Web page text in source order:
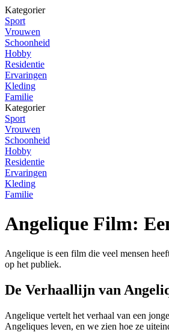
Kategorier
Sport
Vrouwen
Schoonheid
Hobby
Residentie
Ervaringen
Kleding
Familie
Kategorier
Sport
Vrouwen
Schoonheid
Hobby
Residentie
Ervaringen
Kleding
Familie
Angelique Film:
Angelique is een film die veel mensen
op het publiek.
De Verhaallijn van
Angelique vertelt het verhaal van een
Angeliques leven, en we zien hoe ze